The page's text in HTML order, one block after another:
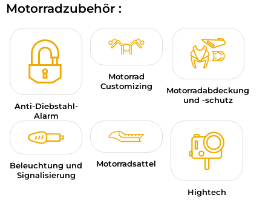
Motorradzubehör :
Anti-Diebstahl-
Alarm
Motorrad
Customizing
Motorradabdeckung
und -schutz
Beleuchtung und
Signalisierung
Motorradsattel
Hightech